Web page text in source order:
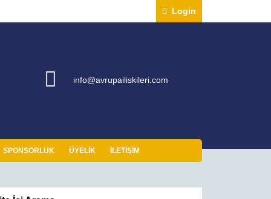
Login
info@avrupailiskileri.cominfo@avrupailiskileri.com
SPONSORLUK ÜYELIK İLETIŞIM